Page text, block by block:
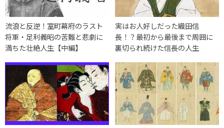
流浪と反逆！室町幕府のラスト
将軍・足利義昭の苦難と悲劇に
満ちた壮絶人生【中編】
実はお人好しだった織田信
長！？最初から最後まで周囲に
裏切られ続けた信長の人生